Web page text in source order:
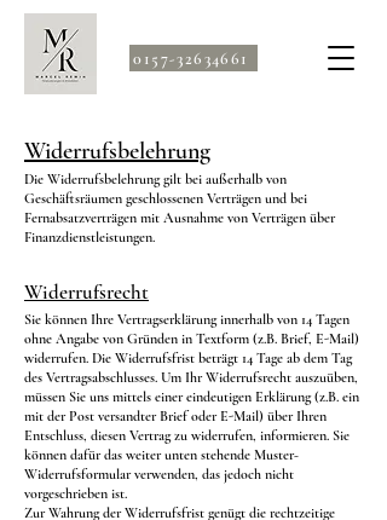
0157-32634661
Widerrufsbelehrung
Die Widerrufsbelehrung gilt bei außerhalb von
Geschäftsräumen geschlossenen Verträgen und bei
Fernabsatzverträgen mit Ausnahme von Verträgen über
Finanzdienstleistungen.
Widerrufsrecht
Sie können Ihre Vertragserklärung innerhalb von 14 Tagen
ohne Angabe von Gründen in Textform (z.B. Brief, E-Mail)
widerrufen. Die Widerrufsfrist beträgt 14 Tage ab dem Tag
des Vertragsabschlusses. Um Ihr Widerrufsrecht auszuüben,
müssen Sie uns mittels einer eindeutigen Erklärung (z.B. ein
mit der Post versandter Brief oder E-Mail) über Ihren
Entschluss, diesen Vertrag zu widerrufen, informieren. Sie
können dafür das weiter unten stehende Muster-
Widerrufsformular verwenden, das jedoch nicht
vorgeschrieben ist.
Zur Wahrung der Widerrufsfrist genügt die rechtzeitige